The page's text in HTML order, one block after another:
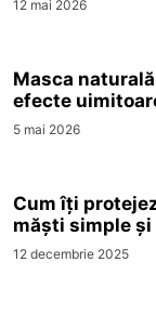
12 mai 2026
Masca
efecte
5 mai 2026
Cum îți
măști simple
12 decembrie 2025